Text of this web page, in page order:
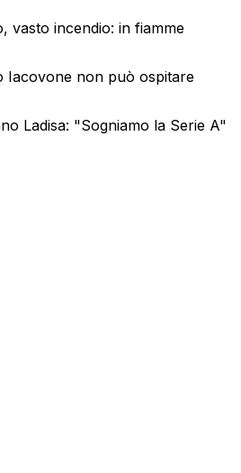
vasto incendio: in fiamme
Iacovone non può ospitare
Ladisa: "Sogniamo la Serie A"